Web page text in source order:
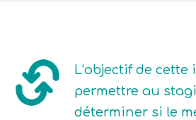
L’objectif de
permettre au
déterminer si le